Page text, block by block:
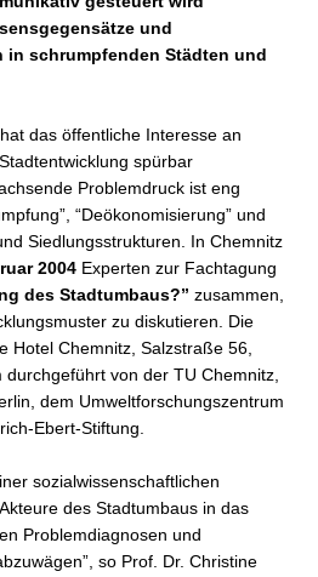
und
schrumpfenden Städten und
das öffentliche Interesse an
spürbar
Problemdruck ist eng
“Deökonomisierung” und
Siedlungsstrukturen. In Chemnitz
2004 Experten zur Fachtagung
des Stadtumbaus?” zusammen,
zu diskutieren. Die
Hotel Chemnitz, Salzstraße 56,
von der TU Chemnitz,
dem Umweltforschungszentrum
Ebert-Stiftung.
sozialwissenschaftlichen
des Stadtumbaus in das
Problemdiagnosen und
so Prof. Dr. Christine